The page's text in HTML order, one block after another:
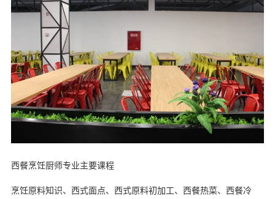
西餐烹饪厨师专业主要课程
烹饪原料知识、西式面点、西式原料初加工、西餐热菜、西餐冷